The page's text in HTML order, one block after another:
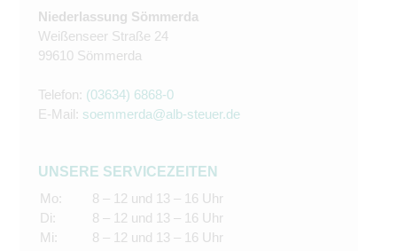
Niederlassung Sömmerda
Weißenseer Straße 24
99610 Sömmerda
Telefon: (03634) 6868-0
E-Mail: soemmerda@alb-steuer.de
UNSERE SERVICEZEITEN
Mo:
Di:
Mi:
8 – 12 und 13 – 16 Uhr
8 – 12 und 13 – 16 Uhr
8 – 12 und 13 – 16 Uhr